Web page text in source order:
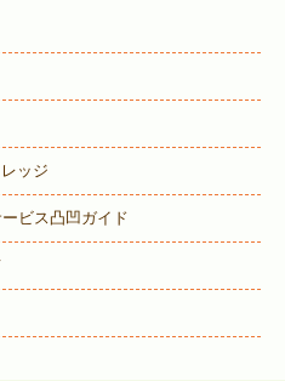
ッジ
ビス凸凹ガイド